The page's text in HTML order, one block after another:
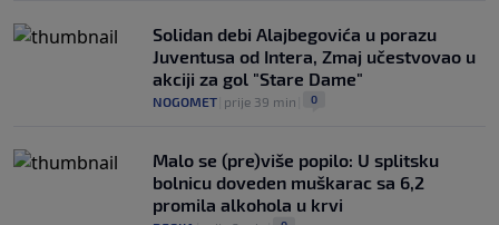
Solidan debi Alajbegovića u porazu
Juventusa od Intera, Zmaj učestvovao u
akciji za gol "Stare Dame"
NOGOMET prije 39 min 0
Malo se (pre)više popilo: U splitsku
bolnicu doveden muškarac sa 6,2
promila alkohola u krvi